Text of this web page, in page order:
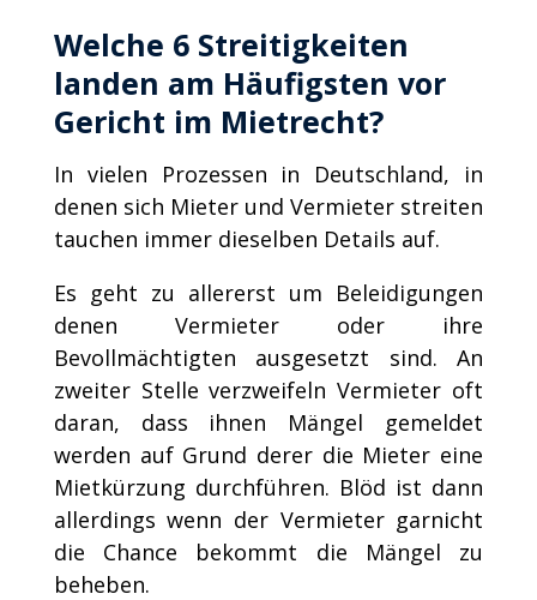
Welche 6 Streitigkeiten
landen am Häufigsten vor
Gericht im Mietrecht?
In vielen Prozessen in Deutschland, in
denen sich Mieter und Vermieter streiten
tauchen immer dieselben Details auf.
Es geht zu allererst um Beleidigungen
denen Vermieter oder ihre
Bevollmächtigten ausgesetzt sind. An
zweiter Stelle verzweifeln Vermieter oft
daran, dass ihnen Mängel gemeldet
werden auf Grund derer die Mieter eine
Mietkürzung durchführen. Blöd ist dann
allerdings wenn der Vermieter garnicht
die Chance bekommt die Mängel zu
beheben.